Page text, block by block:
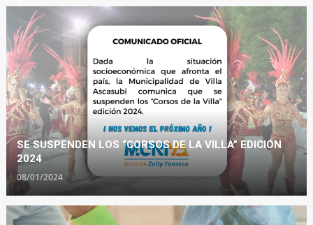
SE SUSPENDEN LOS “CORSOS DE LA VILLA” EDICIÓN
2024
08/01/2024